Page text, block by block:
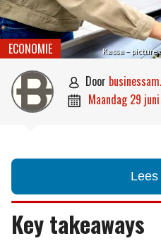
Kassa – picture
ECONOMIE
 door
 maandag 29
Key takeaways